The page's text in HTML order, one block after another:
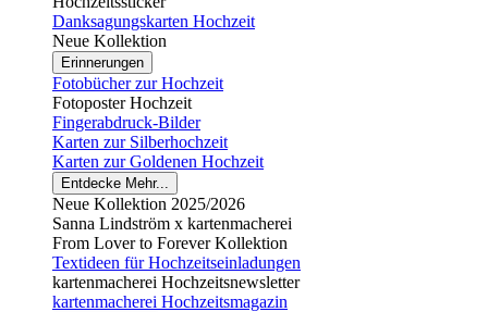
Danksagungskarten Hochzeit
Neue Kollektion
Erinnerungen
Fotobücher zur Hochzeit
Fotoposter Hochzeit
Fingerabdruck-Bilder
Karten zur Silberhochzeit
Karten zur Goldenen Hochzeit
Entdecke Mehr...
Neue Kollektion 2025/2026
Sanna Lindström x kartenmacherei
From Lover to Forever Kollektion
Textideen für Hochzeitseinladungen
kartenmacherei Hochzeitsnewsletter
kartenmacherei Hochzeitsmagazin